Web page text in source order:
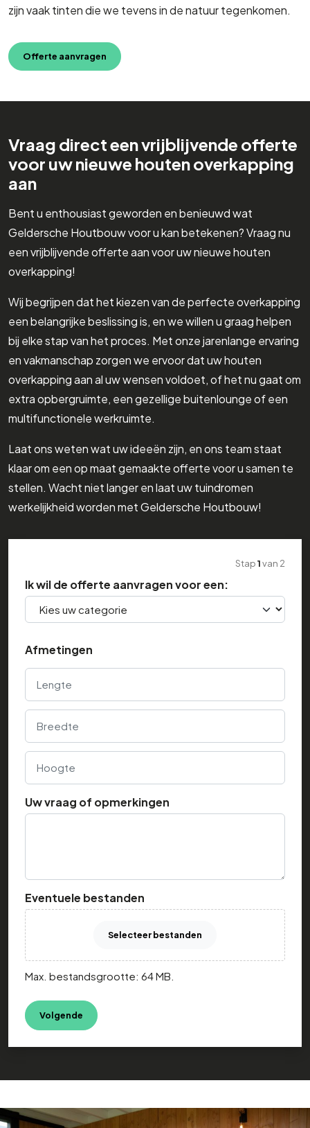
zijn vaak tinten die we tevens in de natuur tegenkomen.
Offerte aanvragen
Vraag direct een vrijblijvende offerte
voor uw nieuwe houten overkapping
aan
Bent u enthousiast geworden en benieuwd wat
Geldersche Houtbouw voor u kan betekenen? Vraag nu
een vrijblijvende offerte aan voor uw nieuwe houten
overkapping!
Wij begrijpen dat het kiezen van de perfecte overkapping
een belangrijke beslissing is, en we willen u graag helpen
bij elke stap van het proces. Met onze jarenlange ervaring
en vakmanschap zorgen we ervoor dat uw houten
overkapping aan al uw wensen voldoet, of het nu gaat om
extra opbergruimte, een gezellige buitenlounge of een
multifunctionele werkruimte.
Laat ons weten wat uw ideeën zijn, en ons team staat
klaar om een op maat gemaakte offerte voor u samen te
stellen. Wacht niet langer en laat uw tuindromen
werkelijkheid worden met Geldersche Houtbouw!
Stap1van 2
Ik wil de offerte aanvragen voor een:
Afmetingen
Lengte
Breedte
Hoogte
Uw vraag of opmerkingen
Eventuele bestanden
Selecteer bestanden
Max. bestandsgrootte: 64 MB.